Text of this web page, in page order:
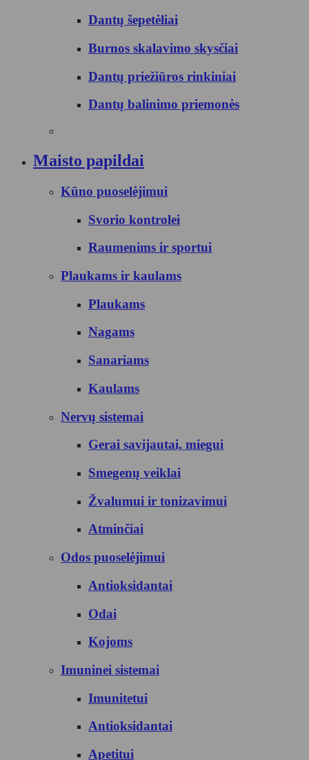
Dantų šepetėliai
Burnos skalavimo skysčiai
Dantų priežiūros rinkiniai
Dantų balinimo priemonės
Maisto papildai
Kūno puoselėjimui
Svorio kontrolei
Raumenims ir sportui
Plaukams ir kaulams
Plaukams
Nagams
Sanariams
Kaulams
Nervų sistemai
Gerai savijautai, miegui
Smegenų veiklai
Žvalumui ir tonizavimui
Atminčiai
Odos puoselėjimui
Antioksidantai
Odai
Kojoms
Imuninei sistemai
Imunitetui
Antioksidantai
Apetitui